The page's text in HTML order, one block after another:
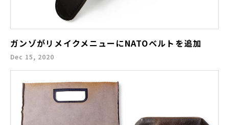
ガンゾがリメイクメニューにNATOベルトを追加
Dec 15, 2020